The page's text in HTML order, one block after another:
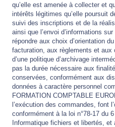
qu’elle est amenée à collecter et
intérêts légitimes qu’elle poursuit
suivi des inscriptions et de la
ainsi que l’envoi d’informations
répondre aux choix d’orientation
facturation, aux règlements et aux
d’une politique d’archivage
pas la durée nécessaire aux
conservées, conformément aux
données à caractère personnel
FORMATION COMPTABLE
l’exécution des commandes, font
conformément à la loi n°78-17 du
Informatique fichiers et libertés, et